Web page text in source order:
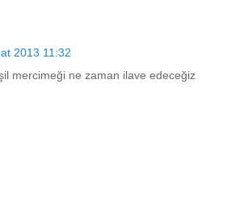
2013 11:32
mercimeği ne zaman ilave edeceğiz